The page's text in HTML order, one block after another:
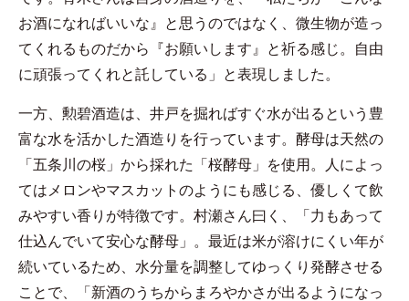
お酒になればいいな』と思うのではなく、微生物が造っ
てくれるものだから『お願いします』と祈る感じ。自由
に頑張ってくれと託している」と表現しました。
一方、勲碧酒造は、井戸を掘ればすぐ水が出るという豊
富な水を活かした酒造りを行っています。酵母は天然の
「五条川の桜」から採れた「桜酵母」を使用。人によっ
てはメロンやマスカットのようにも感じる、優しくて飲
みやすい香りが特徴です。 村瀬さん曰く、「力もあって
仕込んでいて安心な酵母」。最近は米が溶けにくい年が
続いているため、水分量を調整してゆっくり発酵させる
ことで、「新酒のうちからまろやかさが出るようになっ